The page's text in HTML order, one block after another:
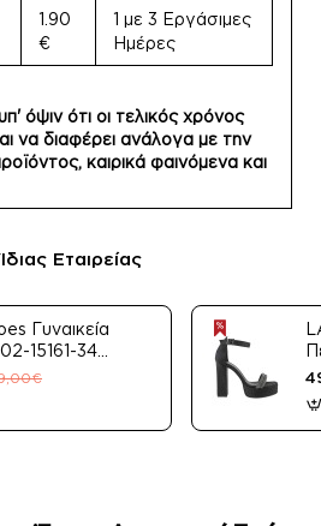
1.90
€
1 με 3 Εργάσιμες
Ημέρες
όψιν ότι οι τελικός χρόνος
να διαφέρει ανάλογα με την
καιρικά φαινόμενα και
Ίδιας Εταιρείας
Γυναικεία
15161-34